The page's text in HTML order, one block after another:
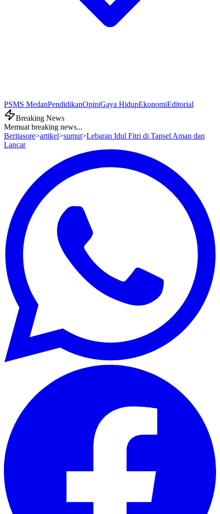
PSMS MedanPendidikanOpiniGaya HidupEkonomiEditorial
Breaking News
Memuat breaking news...
Beritasore>artikel>sumut>Lebaran Idul Fitri di Tapsel Aman dan
Lancar